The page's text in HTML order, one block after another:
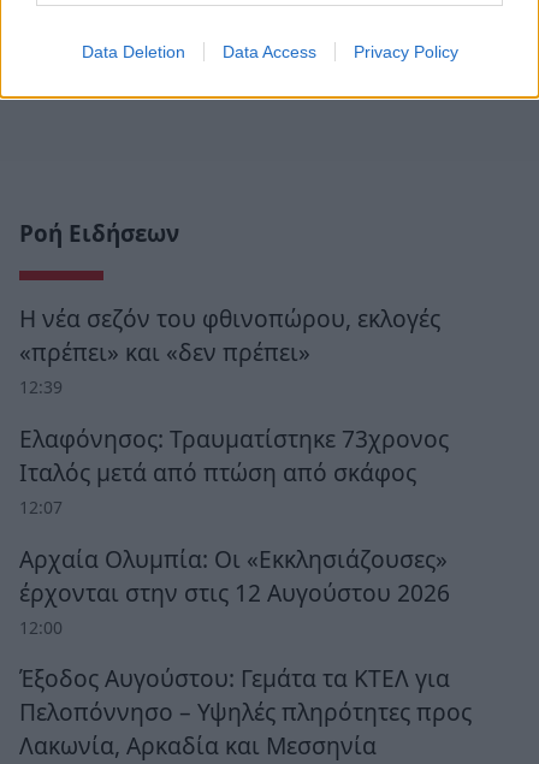
Data Deletion Data Access Privacy Policy
Ροή Ειδήσεων
Η νέα σεζόν του φθινοπώρου, εκλογές
«πρέπει» και «δεν πρέπει»
12:39
Ελαφόνησος: Τραυματίστηκε 73χρονος
Ιταλός μετά από πτώση από σκάφος
12:07
Αρχαία Ολυμπία: Οι «Εκκλησιάζουσες»
έρχονται στην στις 12 Αυγούστου 2026
12:00
Έξοδος Αυγούστου: Γεμάτα τα ΚΤΕΛ για
Πελοπόννησο – Υψηλές πληρότητες προς
Λακωνία, Αρκαδία και Μεσσηνία